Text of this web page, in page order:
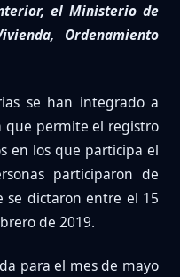
el Ministerio de
Ordenamiento
se han integrado a
que permite el registro
en los que participa el
participaron de
se dictaron entre el 15
de 2019.
para el mes de mayo